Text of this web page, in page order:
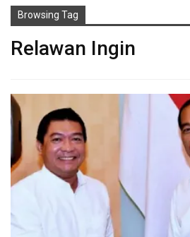
Browsing Tag
Relawan Ingin